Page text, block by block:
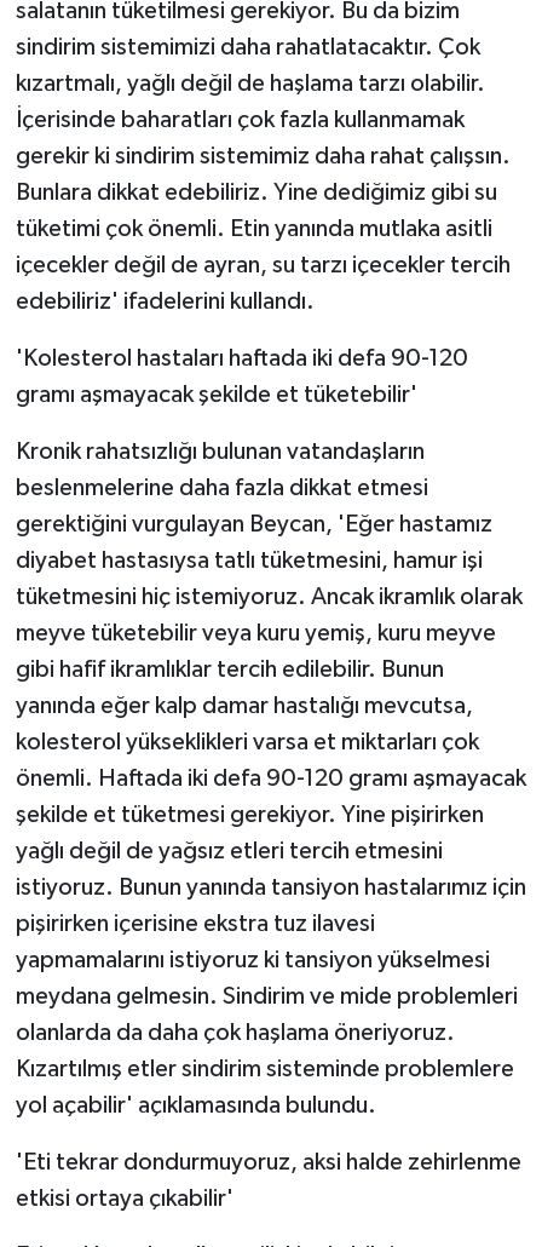
salatanın tüketilmesi gerekiyor. Bu da bizim
sindirim sistemimizi daha rahatlatacaktır. Çok
kızartmalı, yağlı değil de haşlama tarzı olabilir.
İçerisinde baharatları çok fazla kullanmamak
gerekir ki sindirim sistemimiz daha rahat çalışsın.
Bunlara dikkat edebiliriz. Yine dediğimiz gibi su
tüketimi çok önemli. Etin yanında mutlaka asitli
içecekler değil de ayran, su tarzı içecekler tercih
edebiliriz' ifadelerini kullandı.
'Kolesterol hastaları haftada iki defa 90-120
gramı aşmayacak şekilde et tüketebilir'
Kronik rahatsızlığı bulunan vatandaşların
beslenmelerine daha fazla dikkat etmesi
gerektiğini vurgulayan Beycan, 'Eğer hastamız
diyabet hastasıysa tatlı tüketmesini, hamur işi
tüketmesini hiç istemiyoruz. Ancak ikramlık olarak
meyve tüketebilir veya kuru yemiş, kuru meyve
gibi hafif ikramlıklar tercih edilebilir. Bunun
yanında eğer kalp damar hastalığı mevcutsa,
kolesterol yükseklikleri varsa et miktarları çok
önemli. Haftada iki defa 90-120 gramı aşmayacak
şekilde et tüketmesi gerekiyor. Yine pişirirken
yağlı değil de yağsız etleri tercih etmesini
istiyoruz. Bunun yanında tansiyon hastalarımız için
pişirirken içerisine ekstra tuz ilavesi
yapmamalarını istiyoruz ki tansiyon yükselmesi
meydana gelmesin. Sindirim ve mide problemleri
olanlarda da daha çok haşlama öneriyoruz.
Kızartılmış etler sindirim sisteminde problemlere
yol açabilir' açıklamasında bulundu.
'Eti tekrar dondurmuyoruz, aksi halde zehirlenme
etkisi ortaya çıkabilir'